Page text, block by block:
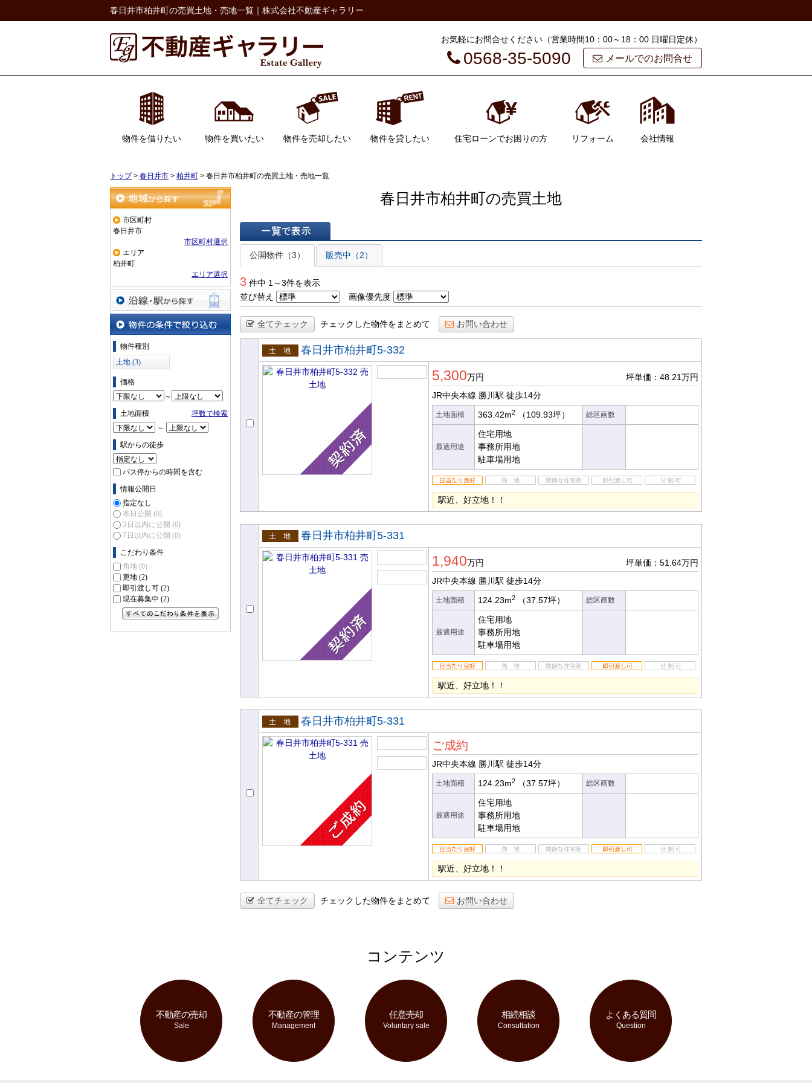
春日井市柏井町の売買土地・売地一覧｜株式会社不動産ギャラリー
お気軽にお問合せください（営業時間10：00～18：00 日曜日定休）
メールでのお問合せ
0568-35-5090
物件を借りたい 物件を買いたい 物件を売却したい 物件を貸したい 住宅ローンでお困りの方 リフォーム 会社情報
トップ> 春日井市 > 柏井町 > 春日井市柏井町の売買土地・売地一覧
地域から探す
市区町村
春日井市
市区町村選択
エリア
柏井町
エリア選択
沿線・駅から探す
物件の条件で絞り込む
物件種別
土地 (3)
価格
～
土地面積
坪数で検索
～
駅からの徒歩
バス停からの時間を含む
情報公開日
指定なし
本日公開 (0)
3日以内に公開 (0)
7日以内に公開 (0)
こだわり条件
角地 (0)
更地 (2)
即引渡し可 (2)
現在募集中 (2)
春日井市柏井町の売買土地
一覧で表示
公開物件（3）
販売中（2）
3 件中 1～3件を表示
並び替え
画像優先度
全てチェック チェックした物件をまとめて お問い合わせ
売土地
春日井市柏井町5-332
5,300万円
坪単価：48.21万円
JR中央本線 勝川駅 徒歩14分
土地面積 363.42m2 （109.93坪） 総区画数
最適用途
住宅用地
事務所用地
駐車場用地
駅近、好立地！！
売土地
春日井市柏井町5-331
1,940万円
坪単価：51.64万円
JR中央本線 勝川駅 徒歩14分
土地面積 124.23m2 （37.57坪） 総区画数
最適用途
住宅用地
事務所用地
駐車場用地
駅近、好立地！！
売土地
春日井市柏井町5-331
ご成約
JR中央本線 勝川駅 徒歩14分
土地面積 124.23m2 （37.57坪） 総区画数
最適用途
住宅用地
事務所用地
駐車場用地
駅近、好立地！！
全てチェック チェックした物件をまとめて お問い合わせ
コンテンツ
不動産の売却
Sale
不動産の管理
Management
任意売却
Voluntary sale
相続相談
Consultation
よくある質問
Question